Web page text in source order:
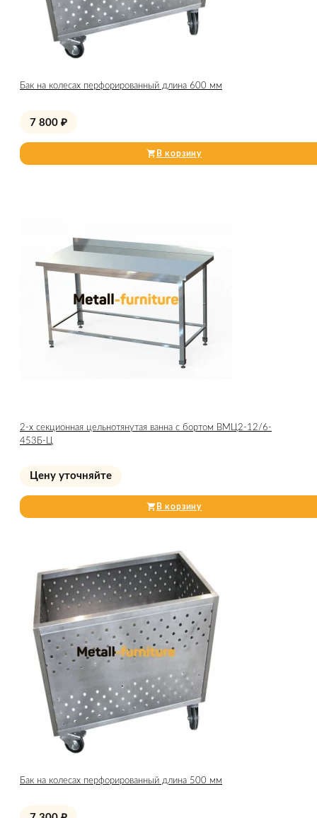
Бак на колесах перфорированный длина 600 мм
7 800 ₽
В корзину
2-х секционная цельнотянутая ванна с бортом ВМЦ2-12/6-
453Б-Ц
Цену уточняйте
В корзину
Бак на колесах перфорированный длина 500 мм